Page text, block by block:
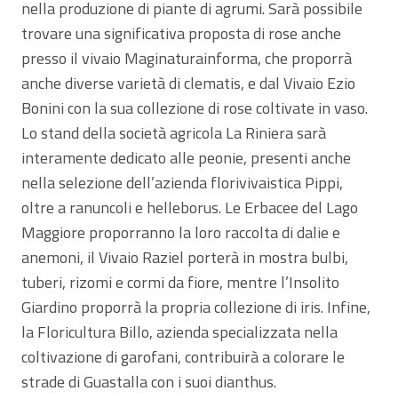
nella produzione di piante di agrumi. Sarà possibile
trovare una significativa proposta di rose anche
presso il vivaio Maginaturainforma, che proporrà
anche diverse varietà di clematis, e dal Vivaio Ezio
Bonini con la sua collezione di rose coltivate in vaso.
Lo stand della società agricola La Riniera sarà
interamente dedicato alle peonie, presenti anche
nella selezione dell’azienda florivivaistica Pippi,
oltre a ranuncoli e helleborus. Le Erbacee del Lago
Maggiore proporranno la loro raccolta di dalie e
anemoni, il Vivaio Raziel porterà in mostra bulbi,
tuberi, rizomi e cormi da fiore, mentre l’Insolito
Giardino proporrà la propria collezione di iris. Infine,
la Floricultura Billo, azienda specializzata nella
coltivazione di garofani, contribuirà a colorare le
strade di Guastalla con i suoi dianthus.